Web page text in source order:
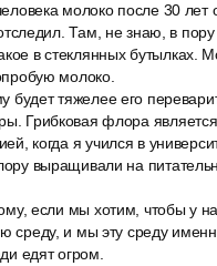
молоко после 30 лет
Там, не знаю, в
в стеклянных
молоко.
будет тяжелее его
Грибковая флора
когда я учился в
выращивали на
если мы хотим, чтобы у
среду, и мы эту среду
едят огром.